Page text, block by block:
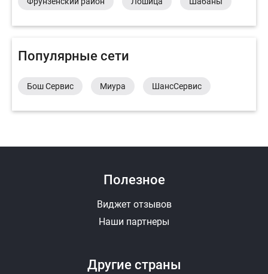
Популярные сети
Бош Сервис Миура ШансСервис
Другие страны
Полезное
Виджет отзывов
Наши партнеры